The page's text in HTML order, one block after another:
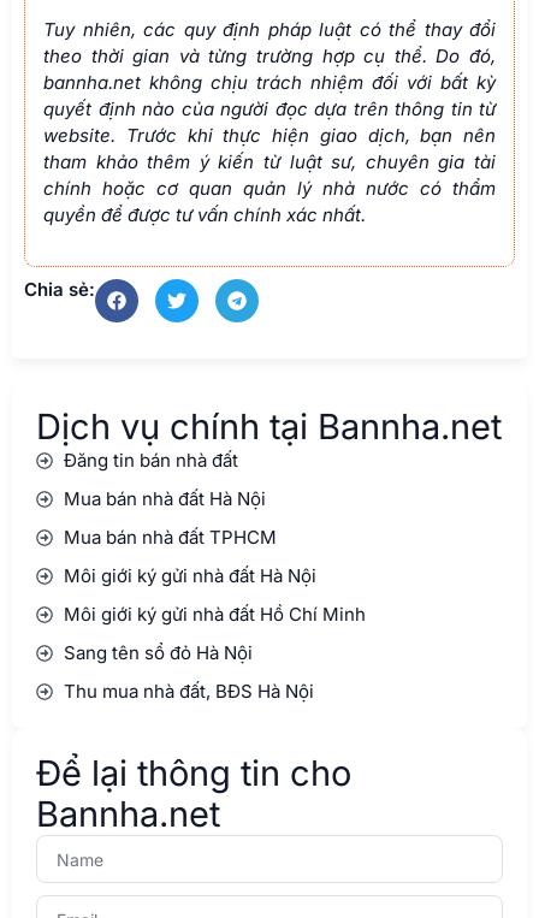
Tuy nhiên, các quy định pháp luật có thể thay đổi
theo thời gian và từng trường hợp cụ thể. Do đó,
bannha.net không chịu trách nhiệm đối với bất kỳ
quyết định nào của người đọc dựa trên thông tin từ
website. Trước khi thực hiện giao dịch, bạn nên
tham khảo thêm ý kiến từ luật sư, chuyên gia tài
chính hoặc cơ quan quản lý nhà nước có thẩm
quyền để được tư vấn chính xác nhất.
Chia sẻ:
Dịch vụ chính tại Bannha.net
Đăng tin bán nhà đất
Mua bán nhà đất Hà Nội
Mua bán nhà đất TPHCM
Môi giới ký gửi nhà đất Hà Nội
Môi giới ký gửi nhà đất Hồ Chí Minh
Sang tên sổ đỏ Hà Nội
Thu mua nhà đất, BĐS Hà Nội
Để lại thông tin cho
Bannha.net